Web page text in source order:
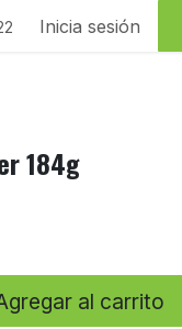
Inicia sesión
184g
al carrito